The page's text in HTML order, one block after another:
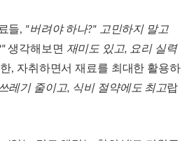
들, "버려야 하나?" 고민하지 말고
생각해보면 재미도 있고, 요리 실력
, 자취하면서 재료를 최대한 활용하
레기 줄이고, 식비 절약에도 최고랍